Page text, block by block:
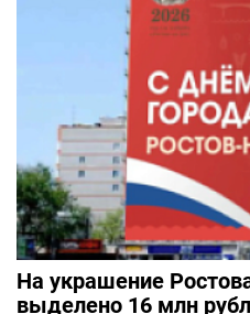
На украшение
выделено 16 млн